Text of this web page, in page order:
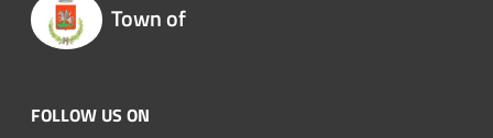
Town of
FOLLOW US ON